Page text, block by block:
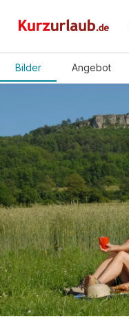
Bilder Angebot